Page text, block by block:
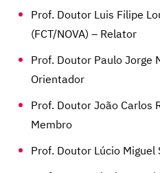
Prof. Doutor Luis Filipe
(FCT/NOVA) – Relator
Prof. Doutor Paulo Jorge
Orientador
Prof. Doutor João Carlos
Membro
Prof. Doutor Lúcio